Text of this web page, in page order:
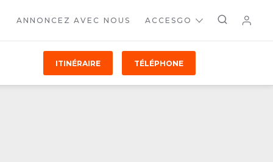
ANNONCEZ AVEC NOUS ACCESGO
ITINÉRAIRE TÉLÉPHONE